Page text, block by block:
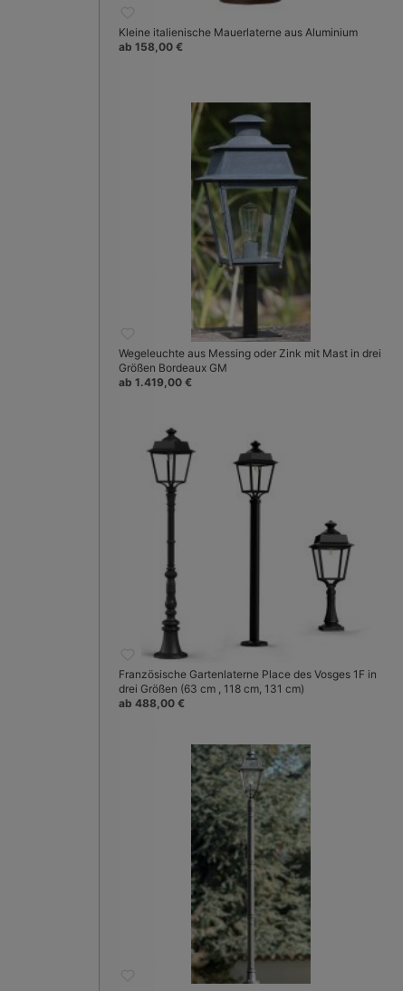
Kleine italienische Mauerlaterne aus Aluminium
ab 158,00 €
Wegeleuchte aus Messing oder Zink mit Mast in drei
Größen Bordeaux GM
ab 1.419,00 €
Französische Gartenlaterne Place des Vosges 1F in
drei Größen (63 cm , 118 cm, 131 cm)
ab 488,00 €